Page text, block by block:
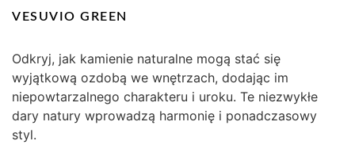
VESUVIO GREEN
Odkryj, jak kamienie naturalne mogą stać się
wyjątkową ozdobą we wnętrzach, dodając im
niepowtarzalnego charakteru i uroku. Te niezwykłe
dary natury wprowadzą harmonię i ponadczasowy
styl.